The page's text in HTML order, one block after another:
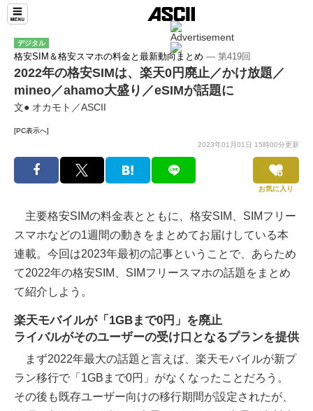
デジタル
格安SIM＆格安スマホの料金と最新動向まとめ ― 第419回
2022年の格安SIMは、楽天0円廃止／かけ放題／
mineo／ahamo大盛り／eSIMが話題に
文● オカモト／ASCII
[PC表示へ]
2023年01月01日 15時00分更新
お気に入り
主要格安SIMの料金表とともに、格安SIM、SIMフリー
スマホなどの1週間の動きをまとめてお届けしている本
連載。今回は2023年最初の記事ということで、あらため
て2022年の格安SIM、SIMフリースマホの話題をまとめ
て紹介しよう。
楽天モバイルが「1GBまで0円」を廃止
ライバルがそのユーザーの受け口となるプランを提供
まず2022年最大の話題と言えば、楽天モバイルが新プ
ラン移行で「1GBまで0円」がなくなったことだろう。
その後も既存ユーザー向けの移行期間が設定されたが、